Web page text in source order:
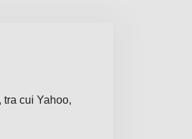
cui Yahoo,